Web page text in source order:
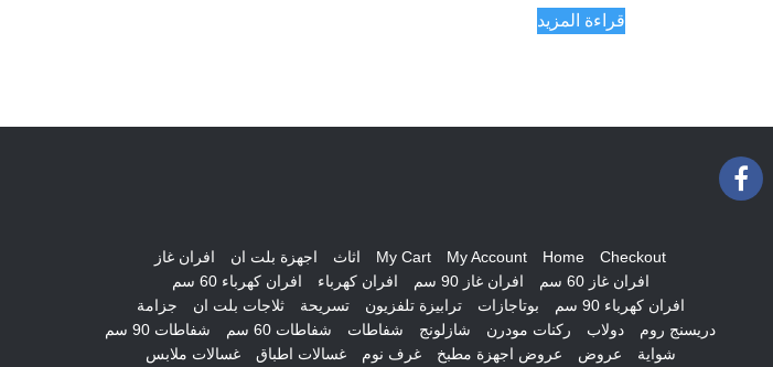
قراءة المزيد
Checkout
Home
My Account
My Cart اثاث اجهزة بلت ان
افران غاز
افران غاز 60 سم
افران غاز 90 سم افران كهرباء
افران كهرباء 60 سم
افران كهرباء 90 سم
بوتاجازات ترابيزة تلفزيون تسريحة ثلاجات بلت ان
جزامة
دريسنج روم
دولاب ركنات مودرن شازلونج شفاطات شفاطات 60 سم
شفاطات 90 سم
شواية
عروض عروض اجهزة مطبخ غرف نوم غسالات اطباق غسالات ملابس